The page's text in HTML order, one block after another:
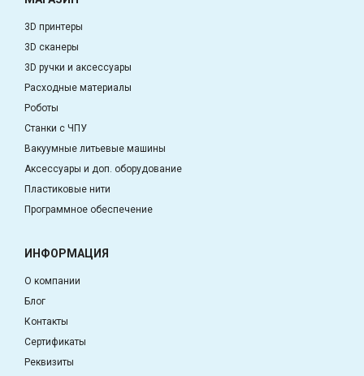
3D принтеры
3D сканеры
3D ручки и аксессуары
Расходные материалы
Роботы
Станки с ЧПУ
Вакуумные литьевые машины
Аксессуары и доп. оборудование
Пластиковые нити
Программное обеспечение
ИНФОРМАЦИЯ
О компании
Блог
Контакты
Сертификаты
Реквизиты